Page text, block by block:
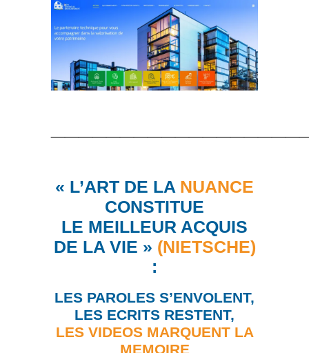
« L’ART DE LA NUANCE
CONSTITUE
LE MEILLEUR ACQUIS
DE LA VIE » (NIETSCHE)
:
LES PAROLES S’ENVOLENT,
LES ECRITS RESTENT,
LES VIDEOS MARQUENT LA
MEMOIRE